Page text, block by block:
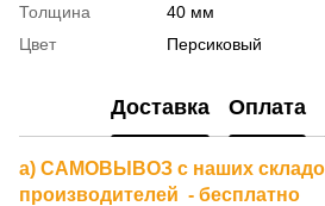
Толщина
40 мм
Цвет
Персиковый
Доставка Оплата
а) САМОВЫВОЗ с наших
производителей - бесплатно